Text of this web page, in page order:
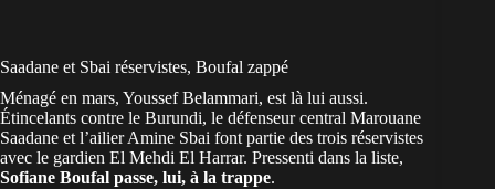
Saadane et Sbai réservistes, Boufal zappé
Ménagé en mars, Youssef Belammari, est là lui aussi.
Étincelants contre le Burundi, le défenseur central Marouane
Saadane et l’ailier Amine Sbai font partie des trois réservistes
avec le gardien El Mehdi El Harrar. Pressenti dans la liste,
Sofiane Boufal passe, lui, à la trappe.